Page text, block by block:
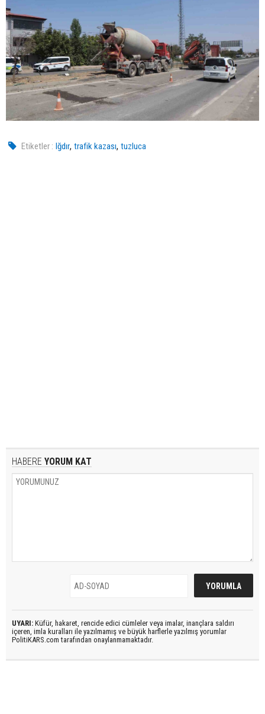
Etiketler : Iğdır,trafik kazası,tuzluca
HABERE YORUM KAT
UYARI: Küfür, hakaret, rencide edici cümleler veya imalar, inançlara saldırı
içeren, imla kuralları ile yazılmamış ve büyük harflerle yazılmış yorumlar
PolitiKARS.com tarafından onaylanmamaktadır.